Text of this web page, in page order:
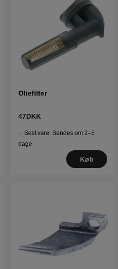
Oliefilter
47DKK
Best.vare. Sendes om 2–5
dage
Køb